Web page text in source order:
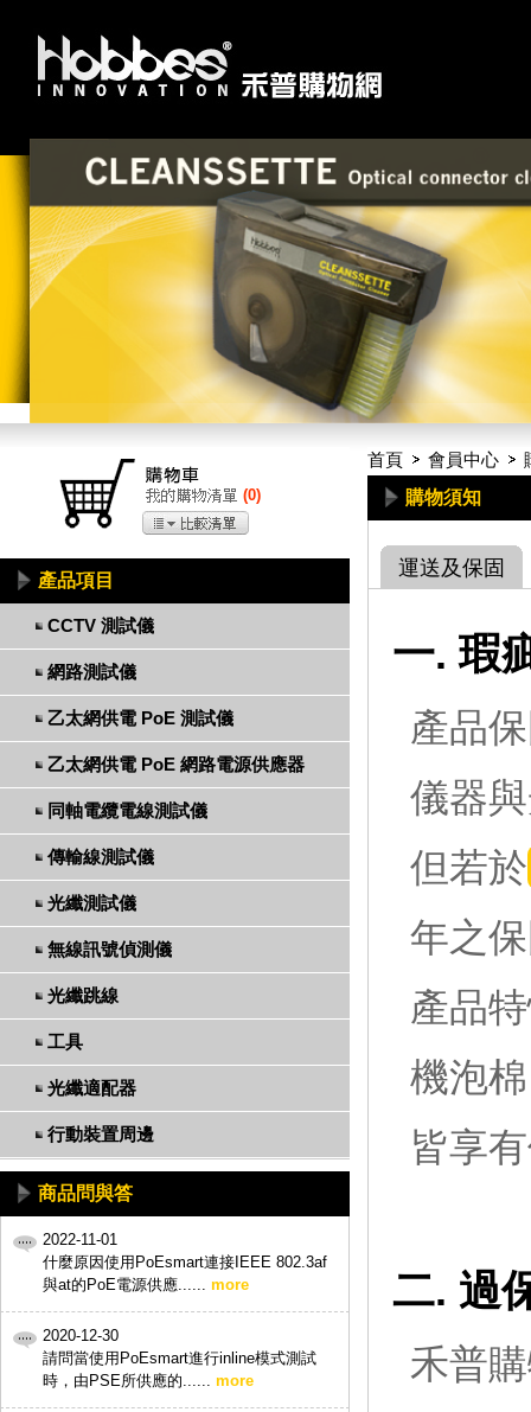
首頁 會員中心
購物須知
運送及保固
一. 瑕
產品
儀器
但若於
年之
產品
機泡
皆享
二. 過
禾普
(0)
產品項目
CCTV 測試儀
網路測試儀
乙太網供電 PoE 測試儀
乙太網供電 PoE 網路電源供應器
同軸電纜電線測試儀
傳輸線測試儀
光纖測試儀
無線訊號偵測儀
光纖跳線
工具
光纖適配器
行動裝置周邊
商品問與答
2022-11-01
什麼原因使用PoEsmart連接IEEE 802.3af
與at的PoE電源供應...... more
2020-12-30
請問當使用PoEsmart進行inline模式測試
時，由PSE所供應的...... more